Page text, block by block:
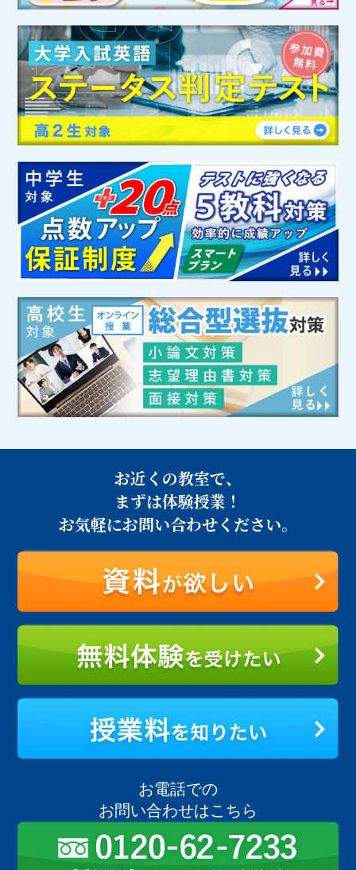
お近くの教室で、
まずは体験授業！
お気軽にお問い合わせください。
お電話での
お問い合わせはこちら